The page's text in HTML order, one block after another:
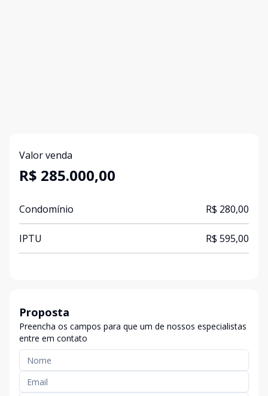
Valor venda
R$ 285.000,00
Condomínio R$ 280,00
IPTU R$ 595,00
Proposta
Preencha os campos para que um de nossos especialistas
entre em contato